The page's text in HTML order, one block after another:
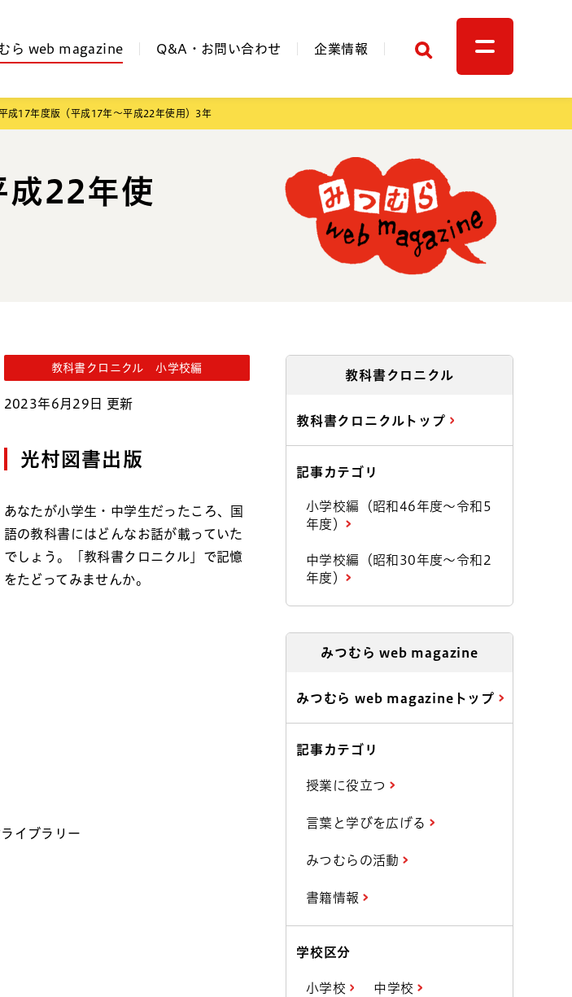
ら web magazine Q&A・お問い合わせ 企業情報 検索
成17年度版（平成17年～平成22年使用）3年
成22年使
教科書クロニクル 小学校編
2023年6月29日 更新
光村図書出版
あなたが小学生・中学生だったころ、国
語の教科書にはどんなお話が載っていた
でしょう。「教科書クロニクル」で記憶
をたどってみませんか。
イブラリー
教科書クロニクル
教科書クロニクルトップ
記事カテゴリ
小学校編（昭和46年度～令和5
年度）
中学校編（昭和30年度～令和2
年度）
みつむら web magazine
みつむら web magazineトップ
記事カテゴリ
授業に役立つ
言葉と学びを広げる
みつむらの活動
書籍情報
学校区分
小学校 中学校